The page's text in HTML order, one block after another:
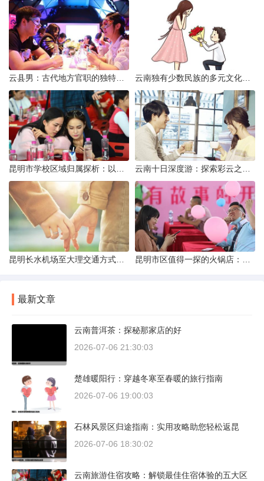
最新文章
云南普洱茶：探秘那家店的好
2026-07-06 21:30:03
楚雄暖阳行：穿越冬寒至春暖的旅行指南
2026-07-06 19:00:03
石林风景区归途指南：实用攻略助您轻松返昆
2026-07-06 18:30:02
云南旅游住宿攻略：解锁最佳住宿体验的五大区